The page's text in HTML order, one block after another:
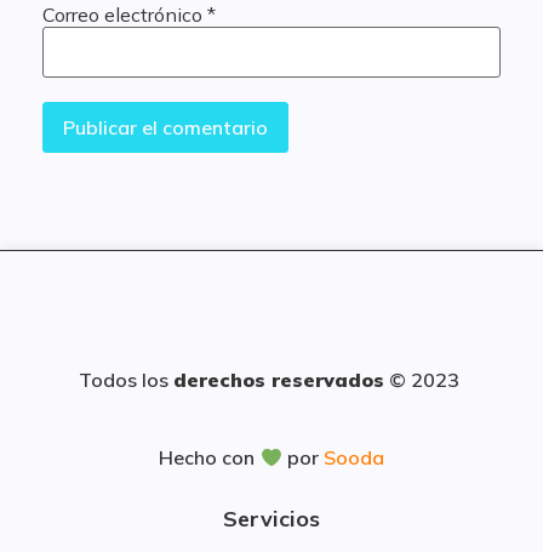
Correo electrónico *
Todos los derechos reservados © 2023
Hecho con por Sooda
Servicios